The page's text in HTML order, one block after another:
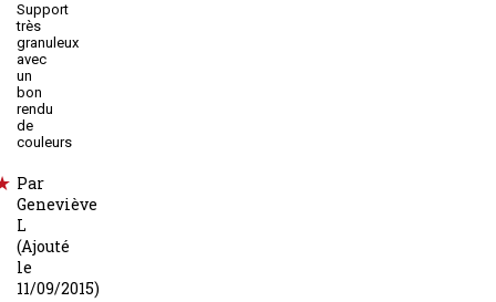
Support
très
granuleux
avec
un
bon
rendu
de
couleurs
Par
Geneviève
L
(Ajouté
le
11/09/2015)